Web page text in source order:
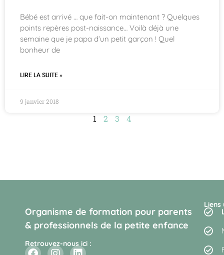
Bébé est arrivé … que fait-on maintenant ? Quelques
points repères post-naissance… Voilà déjà une
semaine que je papa d’un petit garçon ! Quel
bonheur de
LIRE LA SUITE »
9 janvier 2018
1 2 3 4
Organisme de formation pour parents
& professionnels de la petite enfance
Retrouvez-nous ici :
Liens